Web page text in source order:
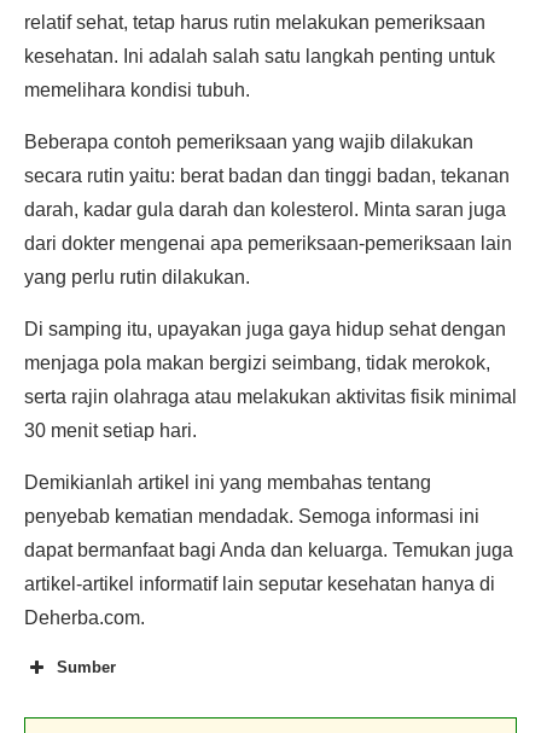
relatif sehat, tetap harus rutin melakukan pemeriksaan
kesehatan. Ini adalah salah satu langkah penting untuk
memelihara kondisi tubuh.
Beberapa contoh pemeriksaan yang wajib dilakukan
secara rutin yaitu: berat badan dan tinggi badan, tekanan
darah, kadar gula darah dan kolesterol. Minta saran juga
dari dokter mengenai apa pemeriksaan-pemeriksaan lain
yang perlu rutin dilakukan.
Di samping itu, upayakan juga gaya hidup sehat dengan
menjaga pola makan bergizi seimbang, tidak merokok,
serta rajin olahraga atau melakukan aktivitas fisik minimal
30 menit setiap hari.
Demikianlah artikel ini yang membahas tentang
penyebab kematian mendadak. Semoga informasi ini
dapat bermanfaat bagi Anda dan keluarga. Temukan juga
artikel-artikel informatif lain seputar kesehatan hanya di
Deherba.com.
Sumber